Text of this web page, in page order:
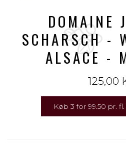
DOMAINE
SCHARSCH -
ALSACE -
125,00
Køb 3 for 99.50 pr.